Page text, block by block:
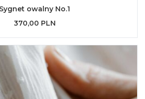
Sygnet owalny No.1
370,00 PLN